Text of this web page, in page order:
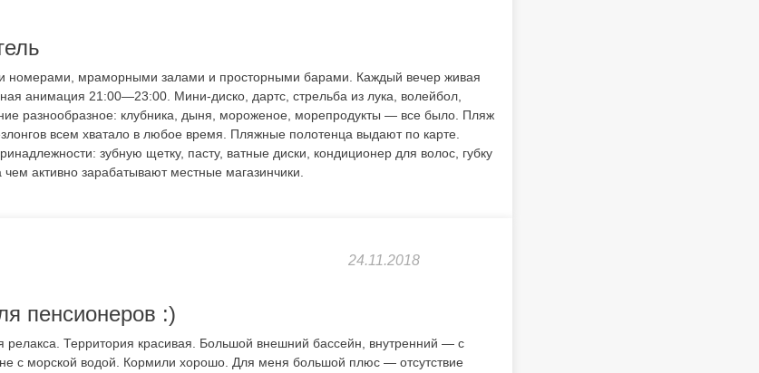
номерами, мраморными залами и просторными барами. Каждый вечер живая
анимация 21:00—23:00. Мини-диско, дартс, стрельба из лука, волейбол,
разнообразное: клубника, дыня, мороженое, морепродукты — все было. Пляж
всем хватало в любое время. Пляжные полотенца выдают по карте.
зубную щетку, пасту, ватные диски, кондиционер для волос, губку
активно зарабатывают местные магазинчики.
24.11.2018
пенсионеров :)
релакса. Территория красивая. Большой внешний бассейн, внутренний — с
с морской водой. Кормили хорошо. Для меня большой плюс — отсутствие